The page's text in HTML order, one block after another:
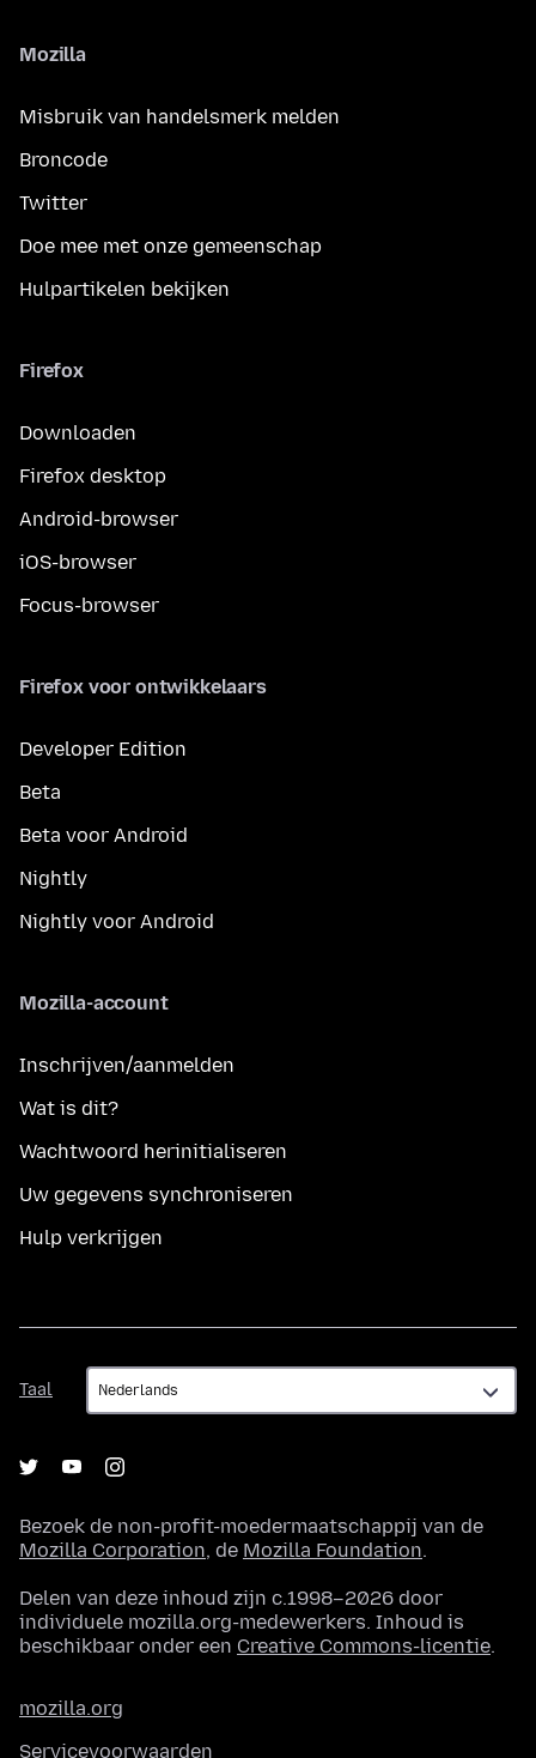
Mozilla
Misbruik van handelsmerk melden
Broncode
Twitter
Doe mee met onze gemeenschap
Hulpartikelen bekijken
Firefox
Downloaden
Firefox desktop
Android-browser
iOS-browser
Focus-browser
Firefox voor ontwikkelaars
Developer Edition
Beta
Beta voor Android
Nightly
Nightly voor Android
Mozilla-account
Inschrijven/aanmelden
Wat is dit?
Wachtwoord herinitialiseren
Uw gegevens synchroniseren
Hulp verkrijgen
Taal
Taal
Bezoek de non-profit-moedermaatschappij van de
Mozilla Corporation, de Mozilla Foundation.
Delen van deze inhoud zijn c.1998–2026 door
individuele mozilla.org-medewerkers. Inhoud is
beschikbaar onder een Creative Commons-licentie.
mozilla.org
Servicevoorwaarden